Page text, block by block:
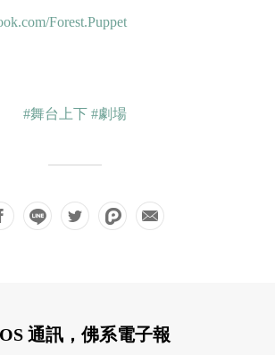
Forest.Puppet
#舞台上下 #劇場
通訊，佛系電子報